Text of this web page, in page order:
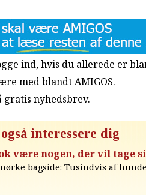
ind, hvis du allerede er
med blandt AMIGOS.
nyhedsbrev.
interessere dig
være nogen, der vil tage
bagside: Tusindvis af